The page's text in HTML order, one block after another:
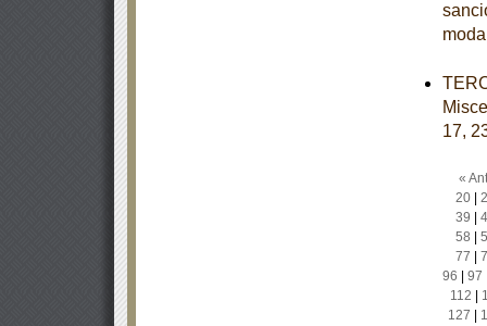
17,
«
20|
39
58
77
96
97
112
127